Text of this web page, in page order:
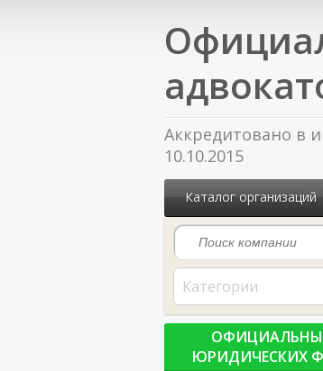
Аккредитовано в
10.10.2015
Каталог организаций
Категории
ЮРИДИЧЕСКИХ